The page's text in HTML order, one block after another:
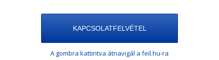
KAPCSOLATFELVÉTEL
A gombra kattintva átnavigál a feil.hu-ra